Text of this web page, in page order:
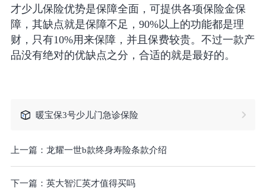
才少儿保险优势是保障全面，可提供各项保险金保
障，其缺点就是保障不足，90%以上的功能都是理
财，只有10%用来保障，并且保费较贵。不过一款产
品没有绝对的优缺点之分，合适的就是最好的。
暖宝保3号少儿门急诊保险
上一篇： 龙耀一世b款终身寿险条款介绍
下一篇： 英大智汇英才值得买吗